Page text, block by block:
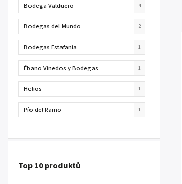
Bodega Valduero 4
Bodegas del Mundo 2
Bodegas Estafanía 1
Ébano Vinedos y Bodegas 1
Helios 1
Pío del Ramo 1
Top 10 produktů